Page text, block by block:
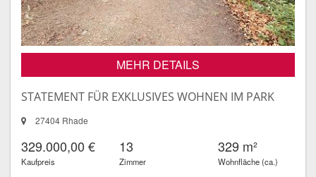
MEHR DETAILS
STATEMENT FÜR EXKLUSIVES WOHNEN IM PARK
27404 Rhade
329.000,00 €
Kaufpreis
13
Zimmer
329 m²
Wohnfläche (ca.)